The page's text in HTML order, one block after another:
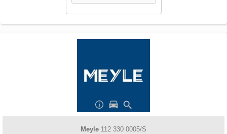
Meyle 112 330 0005/S